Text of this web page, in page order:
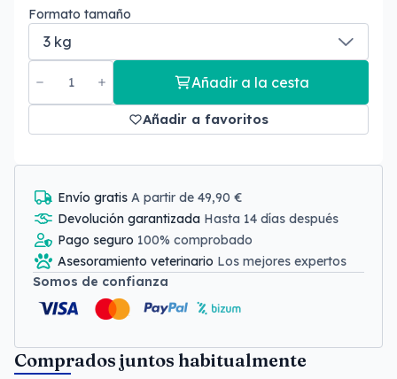
Formato tamaño
Añadir a la cesta
Añadir a favoritos
Envío gratis A partir de 49,90 €
Devolución garantizada Hasta 14 días después
Pago seguro 100% comprobado
Asesoramiento veterinario Los mejores expertos
Somos de confianza
Comprados juntos habitualmente